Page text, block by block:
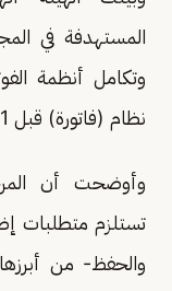
المستهدفة في
وتكامل أنظمة
نظام (فاتورة) قبل 31 مارس 2026م.
وأوضحت أن
تستلزم متطلبات
والحفظ- من أبرزها